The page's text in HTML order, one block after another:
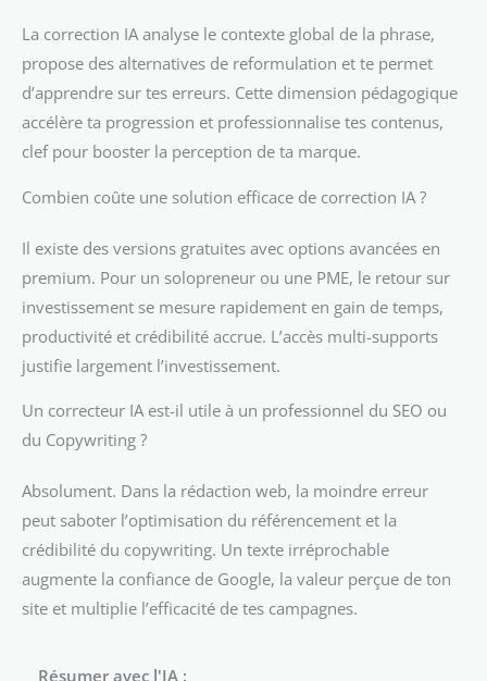
La correction IA analyse le contexte global de la phrase,
propose des alternatives de reformulation et te permet
d’apprendre sur tes erreurs. Cette dimension pédagogique
accélère ta progression et professionnalise tes contenus,
clef pour booster la perception de ta marque.
Combien coûte une solution efficace de correction IA ?
Il existe des versions gratuites avec options avancées en
premium. Pour un solopreneur ou une PME, le retour sur
investissement se mesure rapidement en gain de temps,
productivité et crédibilité accrue. L’accès multi-supports
justifie largement l’investissement.
Un correcteur IA est-il utile à un professionnel du SEO ou
du Copywriting ?
Absolument. Dans la rédaction web, la moindre erreur
peut saboter l’optimisation du référencement et la
crédibilité du copywriting. Un texte irréprochable
augmente la confiance de Google, la valeur perçue de ton
site et multiplie l’efficacité de tes campagnes.
Résumer avec l'IA :